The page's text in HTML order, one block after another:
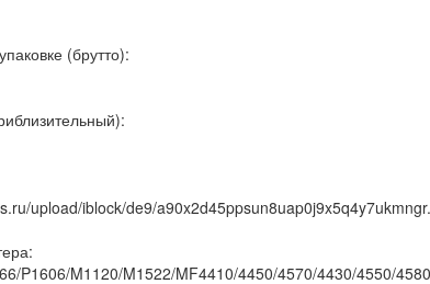
(брутто):
upload/iblock/de9/
P1606/M1120/M1522/MF4410/4450/4570/4430/4550/